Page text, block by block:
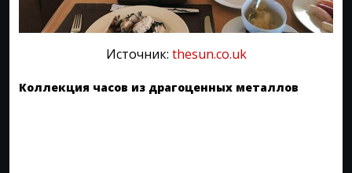
Источник: thesun.co.uk
Коллекция часов из драгоценных металлов